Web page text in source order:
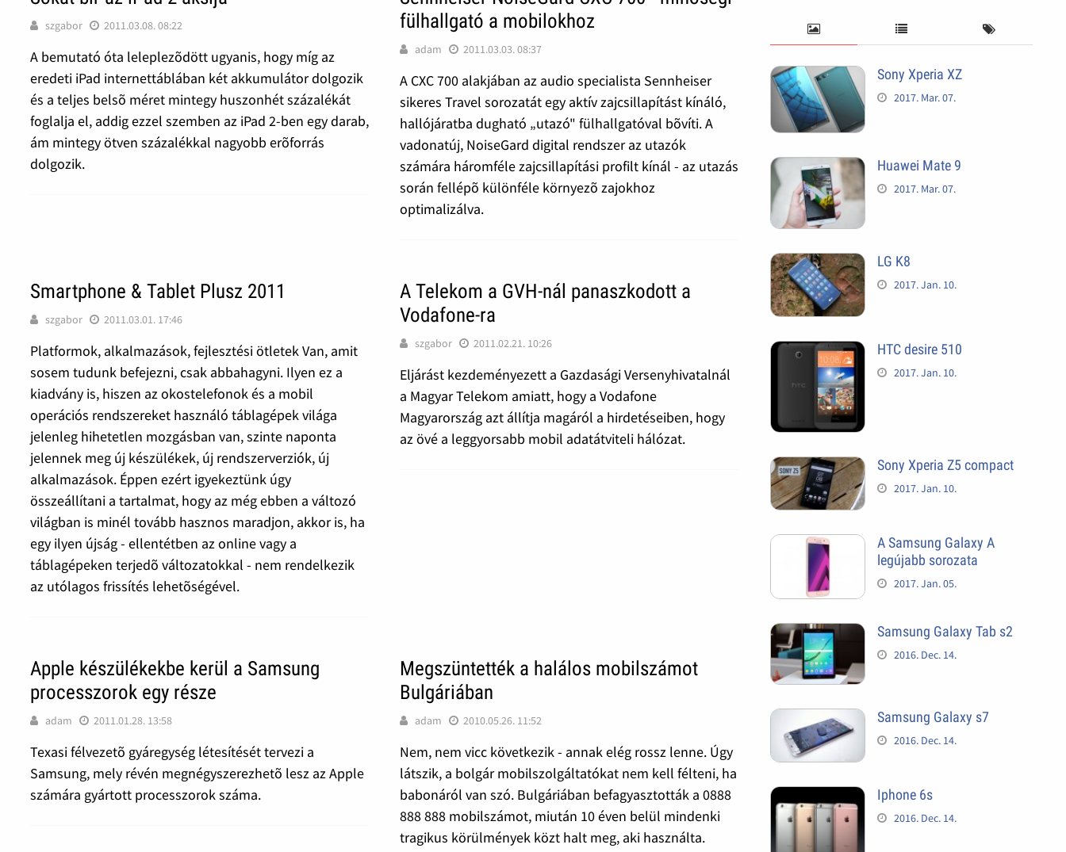
szgabor 2011.03.08. 08:22
A bemutató óta leleplezõdött ugyanis, hogy míg az
eredeti iPad internettáblában két akkumulátor dolgozik
és a teljes belsõ méret mintegy huszonhét százalékát
foglalja el, addig ezzel szemben az iPad 2-ben egy darab,
ám mintegy ötven százalékkal nagyobb erõforrás
dolgozik.
fülhallgató a mobilokhoz
adam 2011.03.03. 08:37
A CXC 700 alakjában az audio specialista Sennheiser
sikeres Travel sorozatát egy aktív zajcsillapítást kínáló,
hallójáratba dugható „utazó" fülhallgatóval bõvíti. A
vadonatúj, NoiseGard digital rendszer az utazók
számára háromféle zajcsillapítási profilt kínál - az utazás
során fellépõ különféle környezõ zajokhoz
optimalizálva.
Smartphone & Tablet Plusz 2011
szgabor 2011.03.01. 17:46
Platformok, alkalmazások, fejlesztési ötletek Van, amit
sosem tudunk befejezni, csak abbahagyni. Ilyen ez a
kiadvány is, hiszen az okostelefonok és a mobil
operációs rendszereket használó táblagépek világa
jelenleg hihetetlen mozgásban van, szinte naponta
jelennek meg új készülékek, új rendszerverziók, új
alkalmazások. Éppen ezért igyekeztünk úgy
összeállítani a tartalmat, hogy az még ebben a változó
világban is minél tovább hasznos maradjon, akkor is, ha
egy ilyen újság - ellentétben az online vagy a
táblagépeken terjedõ változatokkal - nem rendelkezik
az utólagos frissítés lehetõségével.
A Telekom a GVH-nál panaszkodott a
Vodafone-ra
szgabor 2011.02.21. 10:26
Eljárást kezdeményezett a Gazdasági Versenyhivatalnál
a Magyar Telekom amiatt, hogy a Vodafone
Magyarország azt állítja magáról a hirdetéseiben, hogy
az övé a leggyorsabb mobil adatátviteli hálózat.
Apple készülékekbe kerül a Samsung
processzorok egy része
adam 2011.01.28. 13:58
Texasi félvezetõ gyáregység létesítését tervezi a
Samsung, mely révén megnégyszerezhetõ lesz az Apple
számára gyártott processzorok száma.
Megszüntették a halálos mobilszámot
Bulgáriában
adam 2010.05.26. 11:52
Nem, nem vicc következik - annak elég rossz lenne. Úgy
látszik, a bolgár mobilszolgáltatókat nem kell félteni, ha
babonáról van szó. Bulgáriában befagyasztották a 0888
888 888 mobilszámot, miután 10 éven belül mindenki
tragikus körülmények közt halt meg, aki használta.
Sony Xperia XZ
2017. Mar. 07.
Huawei Mate 9
2017. Mar. 07.
LG K8
2017. Jan. 10.
HTC desire 510
2017. Jan. 10.
Sony Xperia Z5 compact
2017. Jan. 10.
A Samsung Galaxy A
legújabb sorozata
2017. Jan. 05.
Samsung Galaxy Tab s2
2016. Dec. 14.
Samsung Galaxy s7
2016. Dec. 14.
Iphone 6s
2016. Dec. 14.